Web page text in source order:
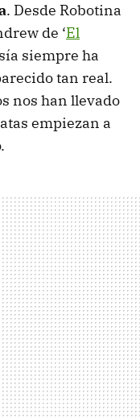
. Desde Robotina
de ‘El
siempre ha
tan real.
nos han llevado
empiezan a